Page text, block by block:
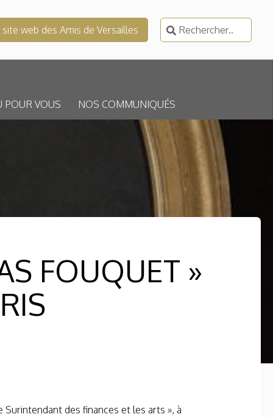
web des Amis de Versailles Rechercher :
POUR VOUS NOS COMMUNIQUÉS
FOUQUET »
des finances et les arts », à